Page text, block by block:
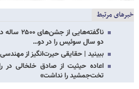
خبرهای مرتبط
دو سال سوئیس را در دو…
ببینید | حقایقی حیرت‌انگیز از
اعاده حیثیت از صادق خلخالی در
تخت‌جمشید را نداشت»